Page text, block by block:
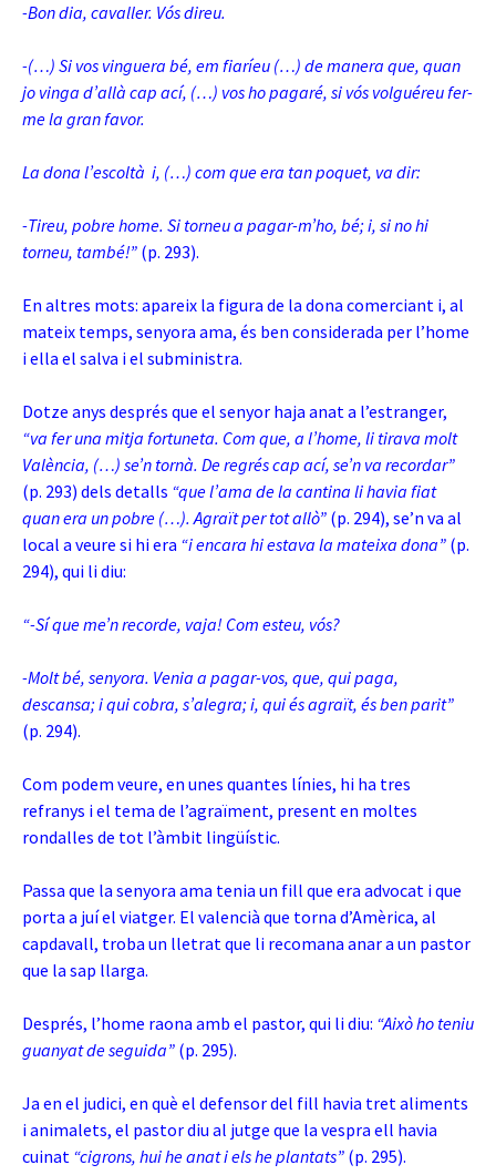
-Bon dia, cavaller. Vós direu.
-(…) Si vos vinguera bé, em fiaríeu (…) de manera que, quan
jo vinga d’allà cap ací, (…) vos ho pagaré, si vós volguéreu fer-
me la gran favor.
La dona l’escoltà i, (…) com que era tan poquet, va dir:
-Tireu, pobre home. Si torneu a pagar-m’ho, bé; i, si no hi
torneu, també!” (p. 293).
En altres mots: apareix la figura de la dona comerciant i, al
mateix temps, senyora ama, és ben considerada per l’home
i ella el salva i el subministra.
Dotze anys després que el senyor haja anat a l’estranger,
“va fer una mitja fortuneta. Com que, a l’home, li tirava molt
València, (…) se’n tornà. De regrés cap ací, se’n va recordar”
(p. 293) dels detalls “que l’ama de la cantina li havia fiat
quan era un pobre (…). Agraït per tot allò” (p. 294), se’n va al
local a veure si hi era “i encara hi estava la mateixa dona” (p.
294), qui li diu:
“-Sí que me’n recorde, vaja! Com esteu, vós?
-Molt bé, senyora. Venia a pagar-vos, que, qui paga,
descansa; i qui cobra, s’alegra; i, qui és agraït, és ben parit”
(p. 294).
Com podem veure, en unes quantes línies, hi ha tres
refranys i el tema de l’agraïment, present en moltes
rondalles de tot l’àmbit lingüístic.
Passa que la senyora ama tenia un fill que era advocat i que
porta a juí el viatger. El valencià que torna d’Amèrica, al
capdavall, troba un lletrat que li recomana anar a un pastor
que la sap llarga.
Després, l’home raona amb el pastor, qui li diu: “Això ho teniu
guanyat de seguida” (p. 295).
Ja en el judici, en què el defensor del fill havia tret aliments
i animalets, el pastor diu al jutge que la vespra ell havia
cuinat “cigrons, hui he anat i els he plantats” (p. 295).